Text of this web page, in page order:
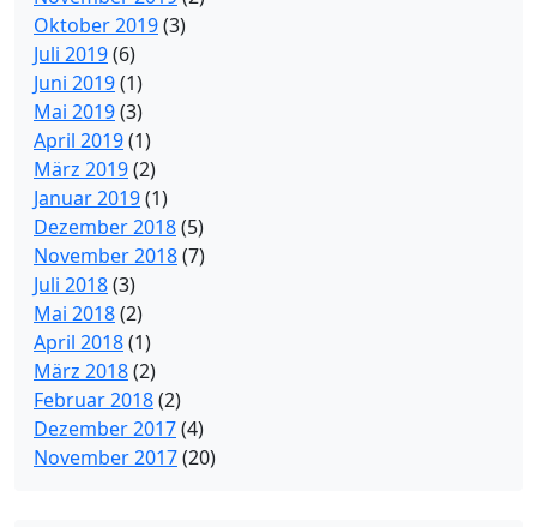
Oktober 2019(3)
Juli 2019(6)
Juni 2019(1)
Mai 2019(3)
April 2019(1)
März 2019(2)
Januar 2019(1)
Dezember 2018(5)
November 2018(7)
Juli 2018(3)
Mai 2018(2)
April 2018(1)
März 2018(2)
Februar 2018(2)
Dezember 2017(4)
November 2017(20)